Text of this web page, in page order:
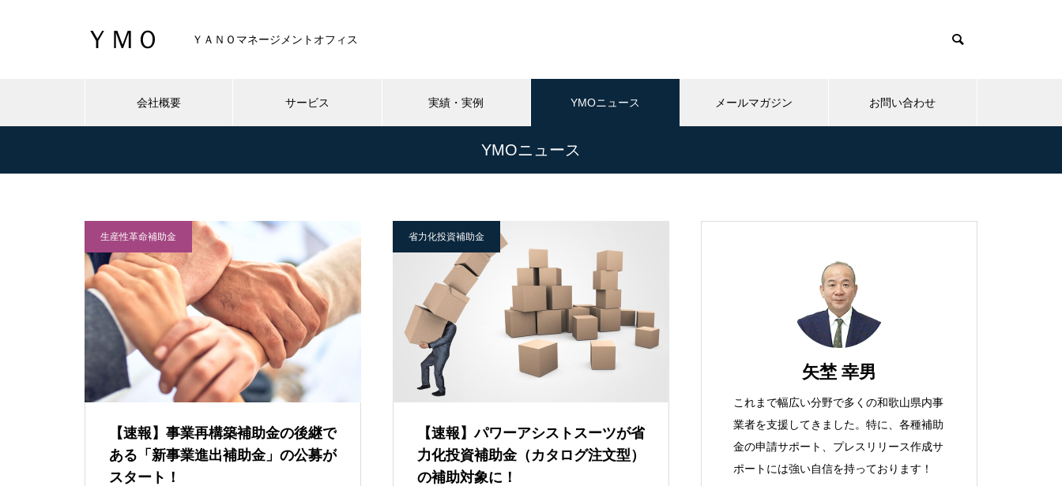
ＹＭＯ ＹＡＮＯマネージメントオフィス
会社概要 サービス 実績・実例 YMOニュース メールマガジン お問い合わせ
YMOニュース
生産性革命補助金
【速報】事業再構築補助金の後継で
ある「新事業進出補助金」の公募が
スタート！
省力化投資補助金
【速報】パワーアシストスーツが省
力化投資補助金（カタログ注文型）
の補助対象に！
矢埜 幸男
これまで幅広い分野で多くの和歌山県内事
業者を支援してきました。特に、各種補助
金の申請サポート、プレスリリース作成サ
ポートには強い自信を持っております！